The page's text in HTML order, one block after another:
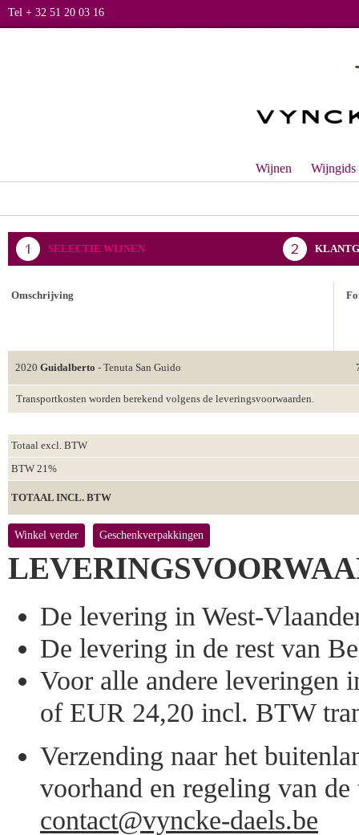
Tel + 32 51 20 03 16
Wijnen Wijngids
SELECTIE WIJNEN
Omschrijving
2020 Guidalberto - Tenuta San Guido
Transportkosten worden berekend volgens de leveringsvoorwaarden.
Totaal excl. BTW
BTW 21%
TOTAAL INCL. BTW
Winkel verder Geschenkverpakkingen
De levering in West-
De levering in de rest van
Voor alle andere
of EUR 24,20 incl. BTW
Verzending naar het
voorhand en regeling van
contact@vyncke-daels.be